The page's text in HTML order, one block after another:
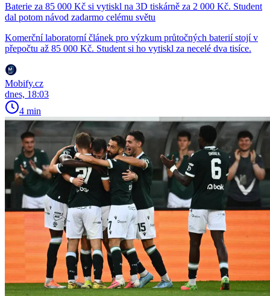
Baterie za 85 000 Kč si vytiskl na 3D tiskárně za 2 000 Kč. Student
dal potom návod zadarmo celému světu
Komerční laboratorní článek pro výzkum průtočných baterií stojí v
přepočtu až 85 000 Kč. Student si ho vytiskl za necelé dva tisíce.
Mobify.cz
dnes, 18:03
4 min